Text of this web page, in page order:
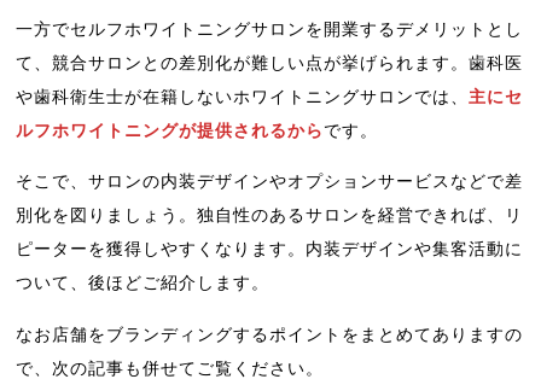
一方でセルフホワイトニングサロンを開業するデメリットとし
て、競合サロンとの差別化が難しい点が挙げられます。歯科医
や歯科衛生士が在籍しないホワイトニングサロンでは、 主にセ
ルフホワイトニングが提供されるからです。
そこで、サロンの内装デザインやオプションサービスなどで差
別化を図りましょう。独自性のあるサロンを経営できれば、リ
ピーターを獲得しやすくなります。内装デザインや集客活動に
ついて、後ほどご紹介します。
なお店舗をブランディングするポイントをまとめてありますの
で、次の記事も併せてご覧ください。